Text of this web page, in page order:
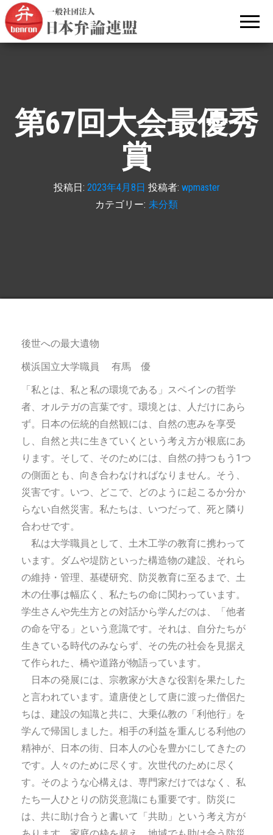
大臣
論大
会を
日本
弁論
連盟
第67回大会最優秀
賞
投稿日: 2023年4月8日 投稿者: wpmaster
カテゴリー: 未分類
後世への最大遺物
横浜国立大学職員 有馬 優
「私とは、私と私の環境である」スペインの哲学
者、オルテガの言葉です。環境とは、人だけにあら
ず。日本の伝統的自然観には、自然の恵みを享受
し、自然と共に生きていくという考え方が根底にあ
ります。そして、そのためには、自然の持つもう1つ
の側面とも、向き合わなければなりません。そう、
災害です。いつ、どこで、どのように起こるか分か
らない自然災害。私たちは、いつだって、死と隣り
合わせです。
私は大学職員として、土木工学の教育に携わって
います。ダムや堤防といった構造物の建設、それら
の維持・管理、基礎研究、防災教育に至るまで、土
木の仕事は幅広く、私たちの命に関わっています。
学生さんや先生方との対話から学んだのは、「他者
の命を守る」という意識です。それは、自分たちが
生きている時代のみならず、その先の社会を見据え
て作られた、橋や道路が物語っています。
日本の発展には、宗教家が大きな役割を果たした
と言われています。遣唐使として唐に渡った僧侶た
ちは、建設の知識と共に、大乗仏教の「利他行」を
学んで帰国しました。相手の利益を重んじる利他の
精神が、日本の街、日本人の心を豊かにしてきたの
です。人々のために尽くす。次世代のために尽く
す。そのような心構えは、専門家だけではなく、私
たち一人ひとりの防災意識にも重要です。防災に
は、共に助け合うと書いて「共助」という考え方が